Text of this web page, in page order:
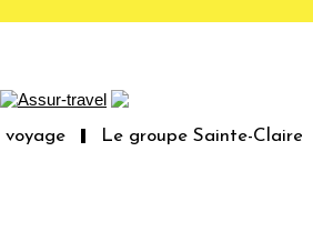
Le groupe Sainte-Claire